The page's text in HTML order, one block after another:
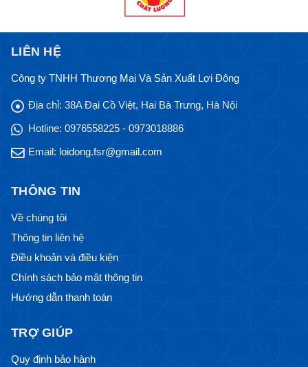
LIÊN HỆ
Công ty TNHH Thương Mại Và Sản Xuất Lợi Đông
Địa chỉ: 38A Đại Cồ Việt, Hai Bà Trưng, Hà Nội
Hotline: 0976558225 - 0973018886
Email: loidong.fsr@gmail.com
THÔNG TIN
Về chúng tôi
Thông tin liên hệ
Điều khoản và điều kiện
Chính sách bảo mật thông tin
Hướng dẫn thanh toán
TRỢ GIÚP
Quy định bảo hành